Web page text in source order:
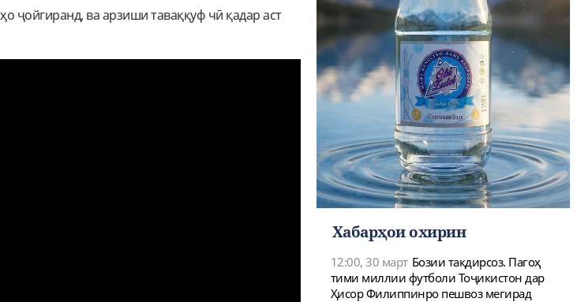
ҷойгиранд, ва арзиши таваққуф чӣ қадар аст
Хабарҳои охирин
12:00, 30 март Бозии тақдирсоз. Пагоҳ
тими миллии футболи Тоҷикистон дар
Ҳисор Филиппинро пешвоз мегирад